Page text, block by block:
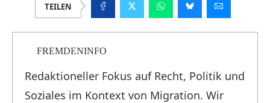
TEILEN
FREMDENINFO
Redaktioneller Fokus auf Recht, Politik und
Soziales im Kontext von Migration. Wir